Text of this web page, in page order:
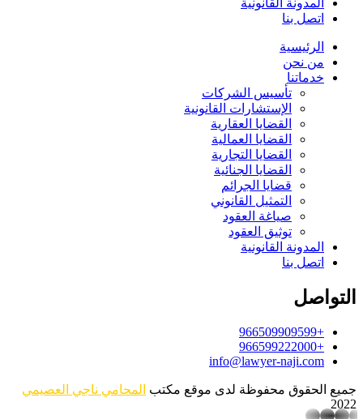
المدونة القانونية
اتصل بنا
الرئيسية
من نحن
خدماتنا
تأسيس الشركات
الإستشارات القانونية
القضايا العقارية
القضايا العمالية
القضايا التجارية
القضايا الجنائية
قضايا الجرائم
التمثيل القانوني
صياغة العقود
توثيق العقود
المدونة القانونية
اتصل بنا
التواصل
+966509909599
+966599222000
info@lawyer-naji.com
جميع الحقوق محفوظة لدى موقع مكتب المحامي ناجي العصيمي
2022
whatsapp